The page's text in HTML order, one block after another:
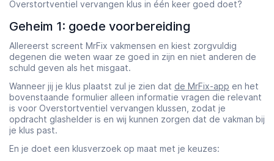
Overstortventiel vervangen klus in één keer goed doet?
Geheim 1: goede voorbereiding
Allereerst screent MrFix vakmensen en kiest zorgvuldig
degenen die weten waar ze goed in zijn en niet anderen de
schuld geven als het misgaat.
Wanneer jij je klus plaatst zul je zien dat de MrFix-app en het
bovenstaande formulier alleen informatie vragen die relevant
is voor Overstortventiel vervangen klussen, zodat je
opdracht glashelder is en wij kunnen zorgen dat de vakman bij
je klus past.
En je doet een klusverzoek op maat met je keuzes: